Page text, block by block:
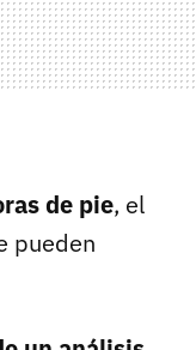
de pie, el
pueden